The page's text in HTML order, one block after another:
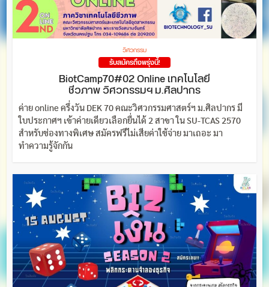
วิศวกรรม
รับสมัครถึงพรุ่งนี้!
BiotCamp70#02 Online เทคโนโลยี
ชีวภาพ วิศวกรรมฯ ม.ศิลปากร
ค่าย online ครึ่งวัน DEK 70 คณะวิศวกรรมศาสตร์ฯ ม.ศิลปากร มี
ใบประกาศฯ เข้าค่ายเดียวเลือกยื่นได้ 2 สาขา ใน SU-TCAS 2570
สำหรับช่องทางพิเศษ สมัครฟรีไม่เสียค่าใช้จ่าย มาเถอะ มา
ทำความรู้จักกัน